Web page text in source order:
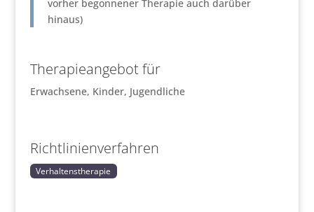
vorher begonnener Therapie auch darüber
hinaus)
Therapieangebot für
Erwachsene, Kinder, Jugendliche
Richtlinienverfahren
Verhaltenstherapie